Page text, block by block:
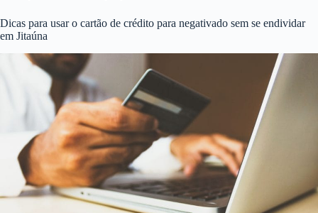
Dicas para usar o cartão de crédito para negativado sem se endividar
em Jitaúna